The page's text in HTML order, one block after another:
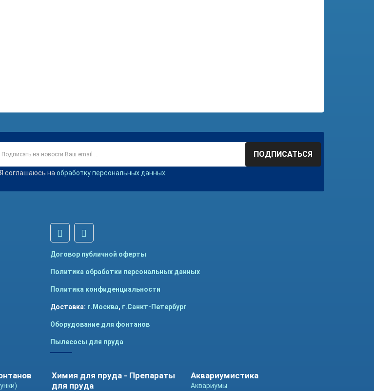
ПОДПИСАТЬСЯ
Я соглашаюсь на обработку персональных данных
Договор публичной оферты
Политика обработки персональных данных
Политика конфиденциальности
Доставка: г.Москва, г.Санкт-Петербург
Оборудование для фонтанов
Пылесосы для пруда
Химия для пруда - Препараты
для пруда
Аквариумистика
Аквариумы